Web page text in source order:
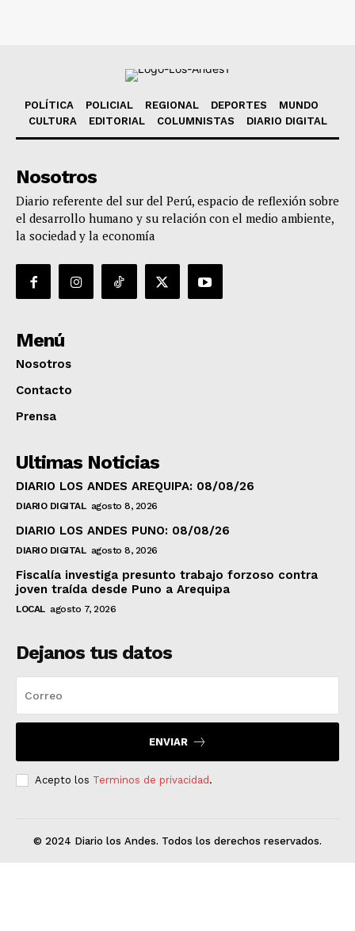
POLÍTICA POLICIAL REGIONAL DEPORTES
MUNDO
CULTURA
EDITORIAL COLUMNISTAS DIARIO DIGITAL
Nosotros
Diario referente del sur del Perú, espacio de reflexión sobre
el desarrollo humano y su relación con el medio ambiente,
la sociedad y la economía
Menú
Nosotros
Contacto
Prensa
Ultimas Noticias
DIARIO LOS ANDES AREQUIPA: 08/08/26
DIARIO DIGITAL agosto 8, 2026
DIARIO LOS ANDES PUNO: 08/08/26
DIARIO DIGITAL agosto 8, 2026
Fiscalía investiga presunto trabajo forzoso contra
joven traída desde Puno a Arequipa
LOCAL agosto 7, 2026
Dejanos tus datos
ENVIAR
Acepto los Terminos de privacidad .
© 2024 Diario los Andes. Todos los derechos reservados.